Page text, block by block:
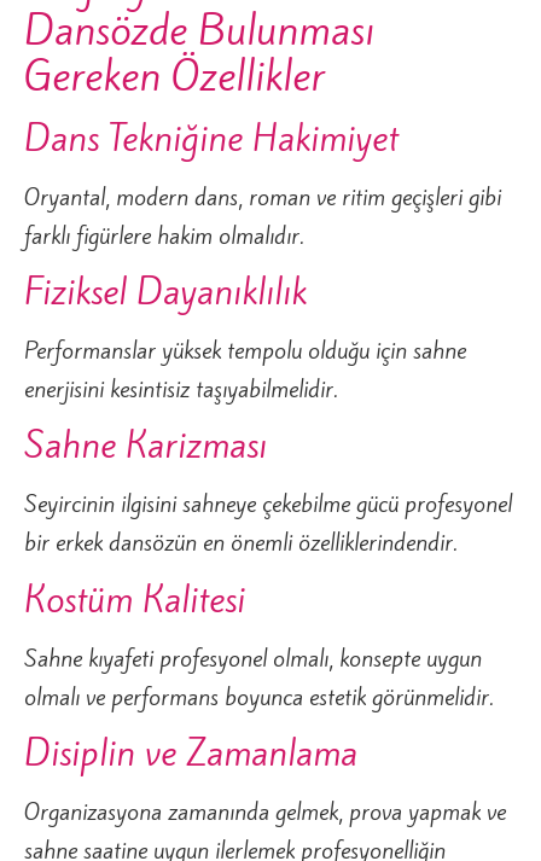
Dansözde Bulunması
Gereken Özellikler
Dans Tekniğine Hakimiyet
Oryantal, modern dans, roman ve ritim geçişleri gibi
farklı figürlere hakim olmalıdır.
Fiziksel Dayanıklılık
Performanslar yüksek tempolu olduğu için sahne
enerjisini kesintisiz taşıyabilmelidir.
Sahne Karizması
Seyircinin ilgisini sahneye çekebilme gücü profesyonel
bir erkek dansözün en önemli özelliklerindendir.
Kostüm Kalitesi
Sahne kıyafeti profesyonel olmalı, konsepte uygun
olmalı ve performans boyunca estetik görünmelidir.
Disiplin ve Zamanlama
Organizasyona zamanında gelmek, prova yapmak ve
sahne saatine uygun ilerlemek profesyonelliğin